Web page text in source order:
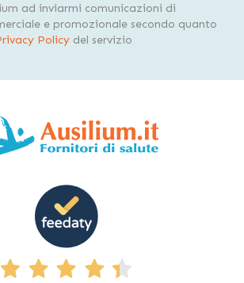
ad inviarmi comunicazioni di
e promozionale secondo quanto
Policy del servizio